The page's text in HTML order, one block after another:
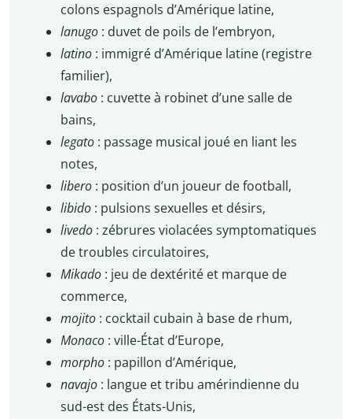
colons espagnols d’Amérique latine,
lanugo : duvet de poils de l’embryon,
latino : immigré d’Amérique latine (registre
familier),
lavabo : cuvette à robinet d’une salle de
bains,
legato : passage musical joué en liant les
notes,
libero : position d’un joueur de football,
libido : pulsions sexuelles et désirs,
livedo : zébrures violacées symptomatiques
de troubles circulatoires,
Mikado : jeu de dextérité et marque de
commerce,
mojito : cocktail cubain à base de rhum,
Monaco : ville-État d’Europe,
morpho : papillon d’Amérique,
navajo : langue et tribu amérindienne du
sud-est des États-Unis,